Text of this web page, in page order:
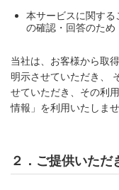
本サービスに関す
の確認・回答のため
当社は、お客様から取
明示させていただき、
せていただき、その利
情報」を利用いたしませ
２．ご提供いただ